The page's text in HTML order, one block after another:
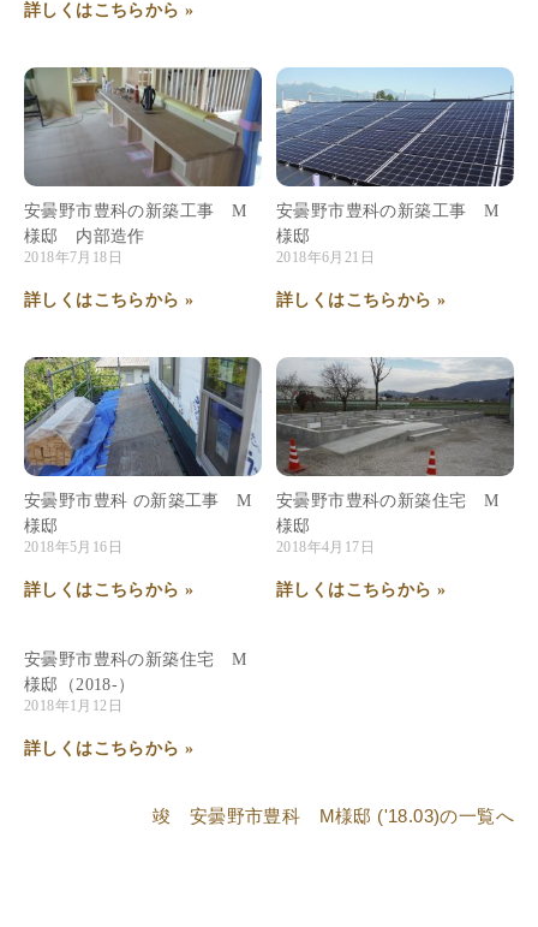
詳しくはこちらから »
安曇野市豊科の新築工事 M
様邸 内部造作
2018年7月18日
詳しくはこちらから »
安曇野市豊科の新築工事 M
様邸
2018年6月21日
詳しくはこちらから »
安曇野市豊科 の新築工事 M
様邸
2018年5月16日
詳しくはこちらから »
安曇野市豊科の新築住宅 M
様邸
2018年4月17日
詳しくはこちらから »
安曇野市豊科の新築住宅 M
様邸（2018-）
2018年1月12日
詳しくはこちらから »
竣 安曇野市豊科 M様邸 ('18.03)の一覧へ